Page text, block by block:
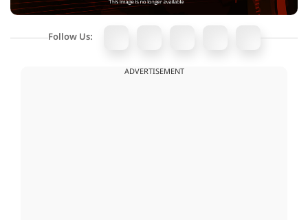
Follow Us:
ADVERTISEMENT